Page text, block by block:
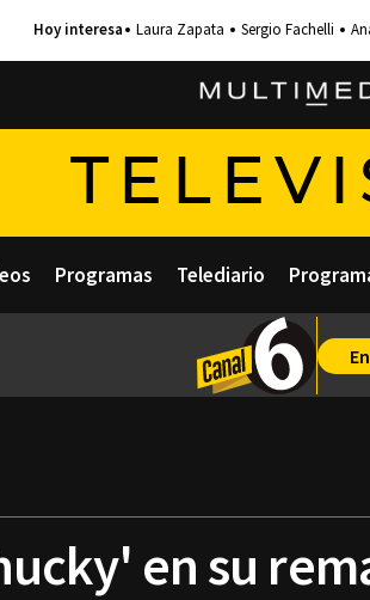
Laura Zapata Sergio Fachelli
Programas Telediario
en su